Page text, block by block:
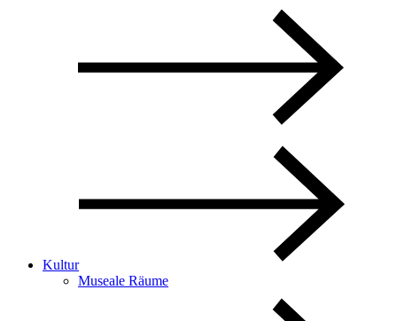
Kultur
Museale Räume